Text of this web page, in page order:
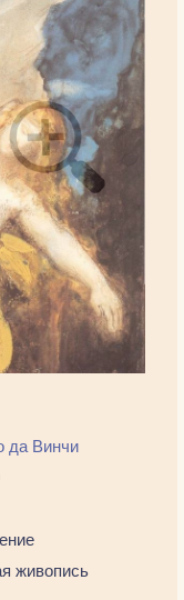
да Винчи
живопись